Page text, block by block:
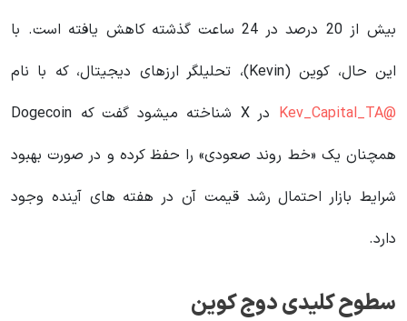
بیش از 20 درصد در 24 ساعت گذشته کاهش یافته است. با
این حال، کوین (Kevin)، تحلیلگر ارزهای دیجیتال، که با نام
@Kev_Capital_TA
در X شناخته میشود گفت که Dogecoin
همچنان یک «خط روند صعودی» را حفظ کرده و در صورت بهبود
شرایط بازار احتمال رشد قیمت آن در هفته های آینده وجود
دارد.
سطوح کلیدی دوج کوین